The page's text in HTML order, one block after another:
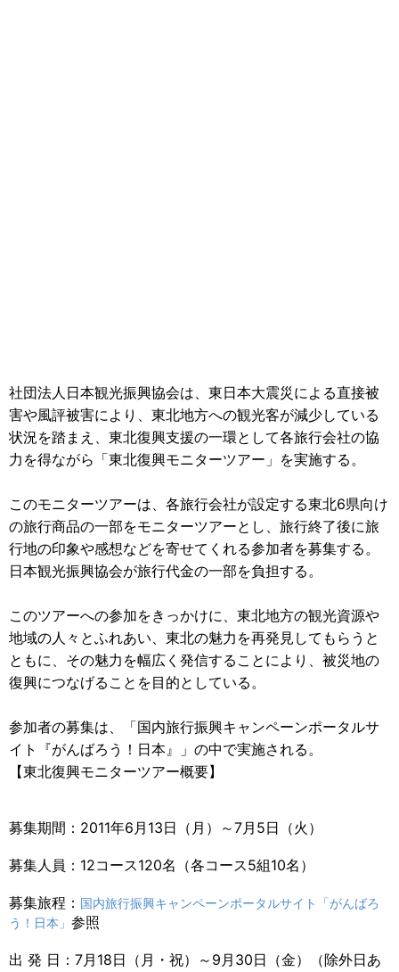
社団法人日本観光振興協会は、東日本大震災による直接被
害や風評被害により、東北地方への観光客が減少している
状況を踏まえ、東北復興支援の一環として各旅行会社の協
力を得ながら「東北復興モニターツアー」を実施する。
このモニターツアーは、各旅行会社が設定する東北6県向け
の旅行商品の一部をモニターツアーとし、旅行終了後に旅
行地の印象や感想などを寄せてくれる参加者を募集する。
日本観光振興協会が旅行代金の一部を負担する。
このツアーへの参加をきっかけに、東北地方の観光資源や
地域の人々とふれあい、東北の魅力を再発見してもらうと
ともに、その魅力を幅広く発信することにより、被災地の
復興につなげることを目的としている。
参加者の募集は、「国内旅行振興キャンペーンポータルサ
イト『がんばろう！日本』」の中で実施される。
【東北復興モニターツアー概要】
募集期間：2011年6月13日（月）～7月5日（火）
募集人員：12コース120名（各コース5組10名）
募集旅程： 国内旅行振興キャンペーンポータルサイト「がんばろ
う！日本」 参照
出 発 日：7月18日（月・祝）～9月30日（金）（除外日あ